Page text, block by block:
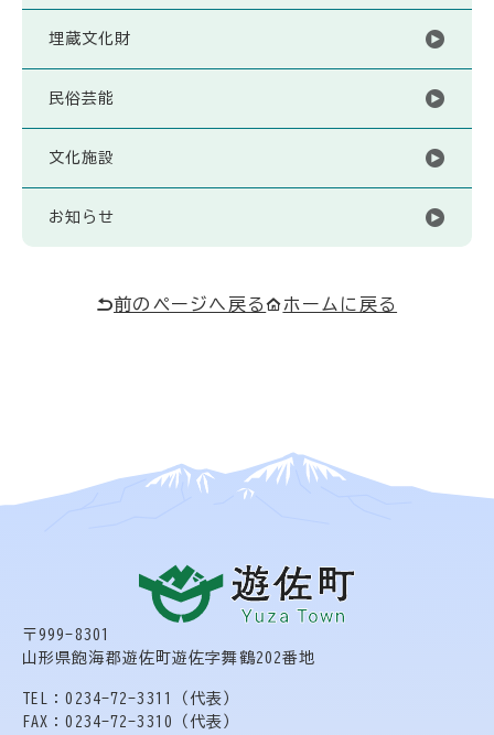
埋蔵文化財
民俗芸能
文化施設
お知らせ
前のページへ戻る ホームに戻る
〒999-8301
山形県飽海郡遊佐町遊佐字舞鶴202番地
TEL：0234-72-3311（代表）
FAX：0234-72-3310（代表）